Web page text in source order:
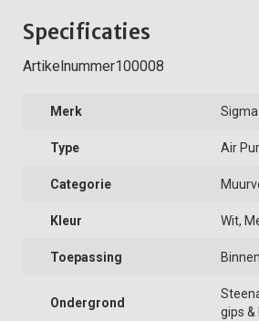
Specificaties
Artikelnummer100008
Merk Sigma
Type Air
Categorie
Kleur Wit,
Toepassing Binnen
Ondergrond
gips &